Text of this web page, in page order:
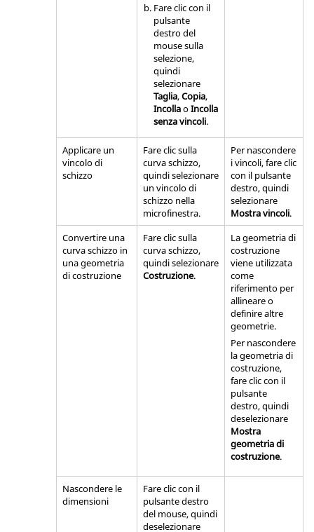
Fare clic con il
pulsante
destro del
mouse sulla
selezione,
quindi
selezionare
Taglia,Copia,
IncollaoIncolla
senza vincoli.
Applicare un
vincolo di
schizzo
Fare clic sulla
curva schizzo,
quindi selezionare
un vincolo di
schizzo nella
microfinestra.
Per nascondere
i vincoli, fare clic
con il pulsante
destro, quindi
selezionare
Mostra vincoli.
Convertire una
curva schizzo in
una geometria
di costruzione
Fare clic sulla
curva schizzo,
quindi selezionare
Costruzione.
La geometria di
costruzione
viene utilizzata
come
riferimento per
allineare o
definire altre
geometrie.
Per nascondere
la geometria di
costruzione,
fare clic con il
pulsante
destro, quindi
deselezionare
Mostra
geometria di
costruzione.
Nascondere le
dimensioni
Fare clic con il
pulsante destro
del mouse, quindi
deselezionare